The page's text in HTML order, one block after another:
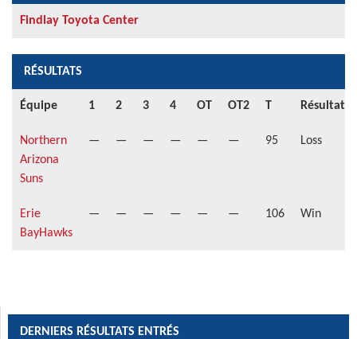
Findlay Toyota Center
RÉSULTATS
Équipe 1 2 3 4 OT OT2 T Résultat
Northern
Arizona
Suns
— — — — — — 95 Loss
Erie
BayHawks
— — — — — — 106 Win
DERNIERS RÉSULTATS ENTRÉS